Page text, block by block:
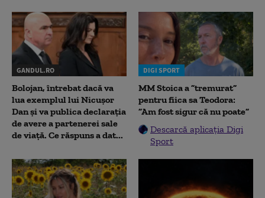
GANDUL.RO
Bolojan, întrebat dacă va
lua exemplul lui Nicușor
Dan și va publica declarația
de avere a partenerei sale
de viață. Ce răspuns a dat...
DIGI SPORT
MM Stoica a ”tremurat”
pentru fiica sa Teodora:
”Am fost sigur că nu poate”
Descarcă aplicația Digi
Sport